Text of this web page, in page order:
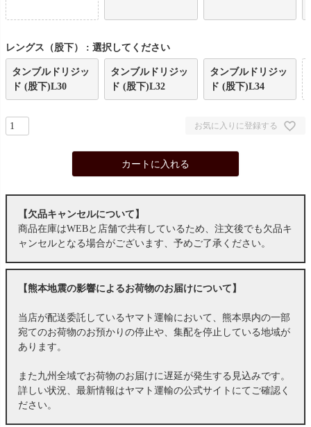
レングス（股下） 選択してください
タンブルドリジッ
ド (股下)L30
タンブルドリジッ
ド (股下)L32
タンブルドリジッ
ド (股下)L34
お気に入りに登録する
カートに入れる
【欠品キャンセルについて】
商品在庫はWEBと店舗で共有しているため、注文後でも欠品キ
ャンセルとなる場合がございます、予めご了承ください。
【熊本地震の影響によるお荷物のお届けについて】
当店が配送委託しているヤマト運輸において、熊本県内の一部
宛てのお荷物のお預かりの停止や、集配を停止している地域が
あります。
また九州全域でお荷物のお届けに遅延が発生する見込みです。
詳しい状況、最新情報はヤマト運輸の公式サイトにてご確認く
ださい。